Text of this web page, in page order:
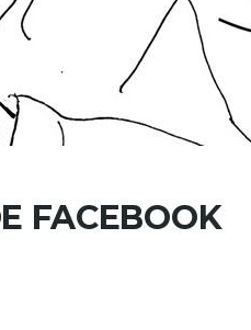
FACEBOOK